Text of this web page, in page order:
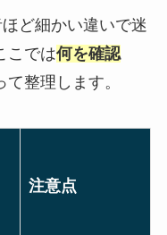
ど細かい違いで迷
こでは何を確認
て整理します。
注意点